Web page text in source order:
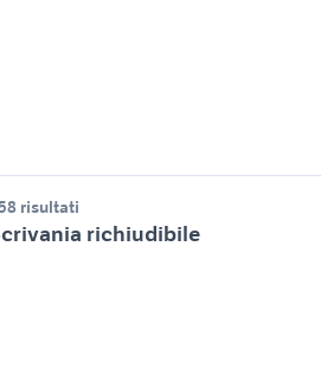
risultati
richiudibile